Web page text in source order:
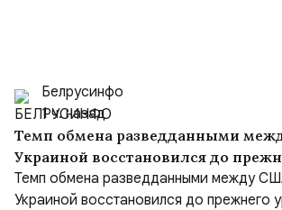
Белрусинфо
1 ч. назад
Темп обмена разведданными
Украиной восстановился до
уровня
Темп обмена разведданными между
Украиной восстановился до прежнего